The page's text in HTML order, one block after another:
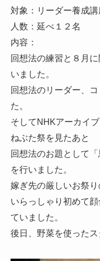
対象：リーダー養成
人数：延べ１２名
内容：
回想法の練習と８月
いました。
回想法のリーダー、
た。
そしてNHKアーカイ
ねぶた祭を見たあと
回想法のお題として
を行いました。
嫁ぎ先の厳しいお祭
いらっしゃり初めて
ていました。
後日、野菜を使ったス